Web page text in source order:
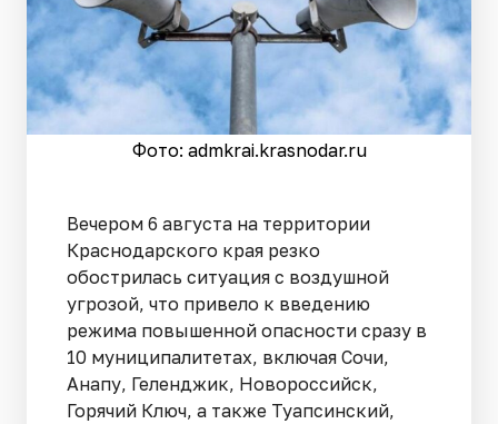
Фото: admkrai.krasnodar.ru
Вечером 6 августа на территории
Краснодарского края резко
обострилась ситуация с воздушной
угрозой, что привело к введению
режима повышенной опасности сразу в
10 муниципалитетах, включая Сочи,
Анапу, Геленджик, Новороссийск,
Горячий Ключ, а также Туапсинский,